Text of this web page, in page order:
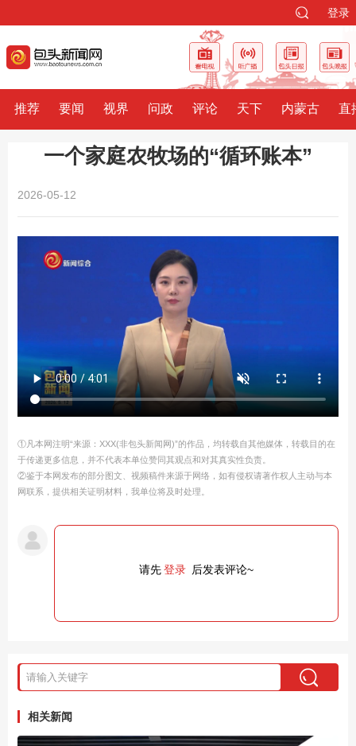
登录
推荐 要闻 视界 问政 评论 天下 内蒙古 直
一个家庭农牧场的“循环账本”
2026-05-12
①凡本网注明“来源：XXX(非包头新闻网)”的作品，均转载自其他媒体，转载目的在
于传递更多信息，并不代表本单位赞同其观点和对其真实性负责。
②鉴于本网发布的部分图文、视频稿件来源于网络，如有侵权请著作权人主动与本
网联系，提供相关证明材料，我单位将及时处理。
请先登录 后发表评论~
相关新闻